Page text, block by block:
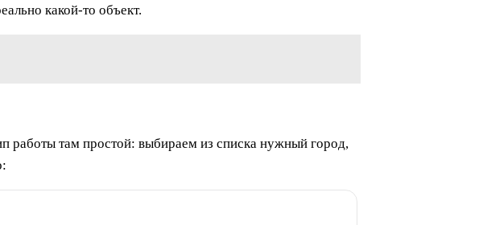
какой-то объект.
работы там простой: выбираем из списка нужный город,